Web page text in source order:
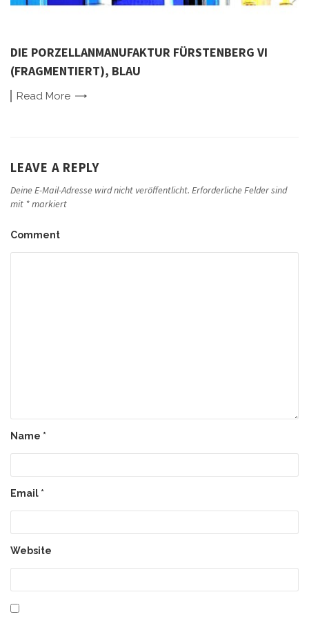
DIE PORZELLANMANUFAKTUR FÜRSTENBERG VI
(FRAGMENTIERT), BLAU
Read More
LEAVE A REPLY
Deine E-Mail-Adresse wird nicht veröffentlicht. Erforderliche Felder sind
mit *markiert
Comment
Name *
Email *
Website